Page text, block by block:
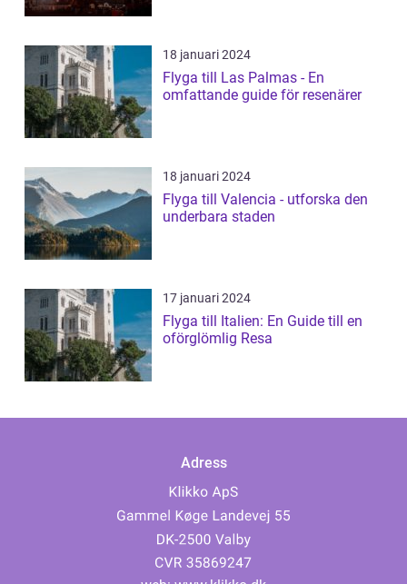
18 januari 2024
Flyga till Las Palmas - En
omfattande guide för resenärer
18 januari 2024
Flyga till Valencia - utforska den
underbara staden
17 januari 2024
Flyga till Italien: En Guide till en
oförglömlig Resa
Adress